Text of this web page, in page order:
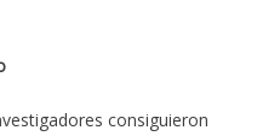
consiguieron